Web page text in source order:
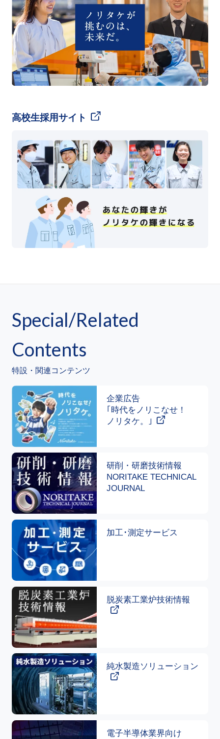
高校生採用サイト
Special/Related
Contents
特設・関連コンテンツ
企業広告
｢時代をノリこなせ！
ノリタケ。｣
研削・研磨技術情報
NORITAKE TECHNICAL
JOURNAL
加工･測定サービス
脱炭素工業炉技術情報
純水製造ソリューション
電子半導体業界向け